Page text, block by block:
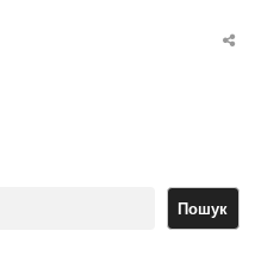
Пошук